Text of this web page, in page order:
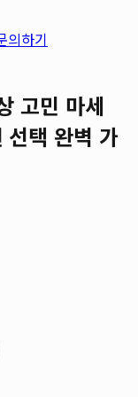
의하기
고민 마세
택 완벽 가